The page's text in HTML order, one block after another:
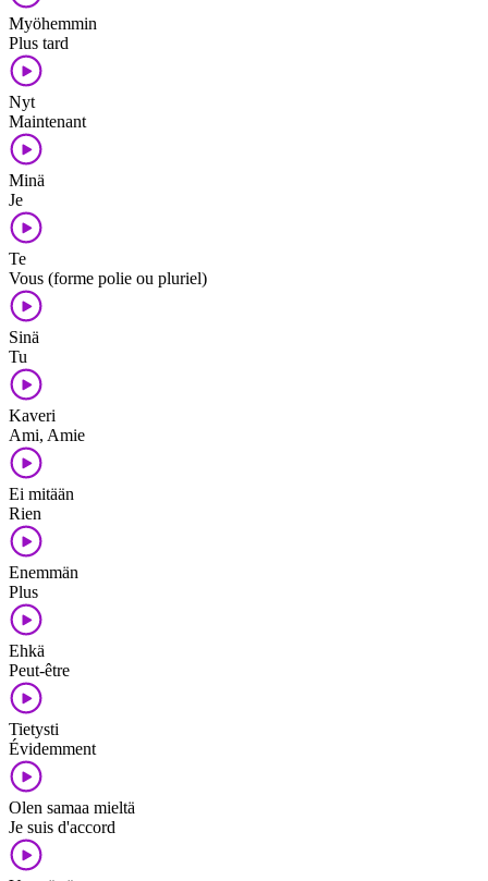
Myöhemmin
Plus tard
Nyt
Maintenant
Minä
Je
Te
Vous (forme polie ou pluriel)
Sinä
Tu
Kaveri
Ami, Amie
Ei mitään
Rien
Enemmän
Plus
Ehkä
Peut-être
Tietysti
Évidemment
Olen samaa mieltä
Je suis d'accord